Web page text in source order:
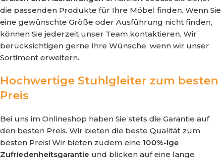
die passenden Produkte für Ihre Möbel finden. Wenn Sie
eine gewünschte Größe oder Ausführung nicht finden,
können Sie jederzeit unser Team kontaktieren. Wir
berücksichtigen gerne Ihre Wünsche, wenn wir unser
Sortiment erweitern.
Hochwertige Stuhlgleiter zum besten
Preis
Bei uns im Onlineshop haben Sie stets die Garantie auf
den besten Preis. Wir bieten die beste Qualität zum
besten Preis! Wir bieten zudem eine 100%-ige
Zufriedenheitsgarantie und blicken auf eine lange